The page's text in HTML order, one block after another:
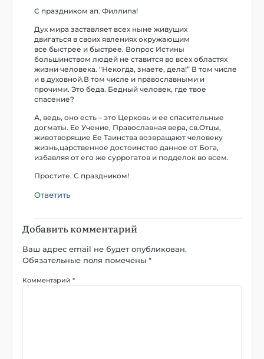
С праздником ап. Филлипа!
Дух мира заставляет всех ныне живущих
двигаться в своих явлениях окружающим
все быстрее и быстрее. Вопрос Истины
большинством людей не ставится во всех областях
жизни человека. “Некогда, знаете, дела!” В том числе
и в духовной.В том числе и православными и
прочими. Это беда. Бедный человек, где твое
спасение?
А, ведь, оно есть – это Церковь и ее спасительные
догматы. Ее Учение, Православная вера, св.Отцы,
животворящие Ее Таинства возвращают человеку
жизнь,царственное достоинство данное от Бога,
избавляя от его же суррогатов и подделок во всем.
Простите. С праздником!
Ответить
Добавить комментарий
Ваш адрес email не будет опубликован.
Обязательные поля помечены*
Комментарий*